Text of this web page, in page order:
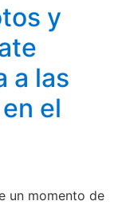
y
a las
el
un momento de